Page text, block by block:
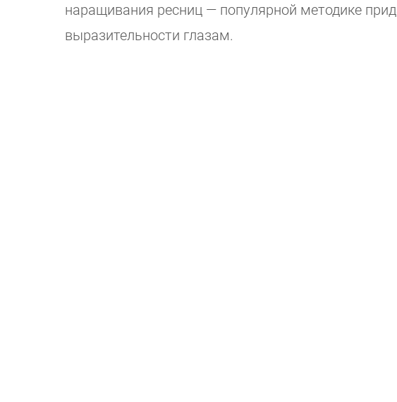
наращивания ресниц — популярной методике
выразительности глазам.